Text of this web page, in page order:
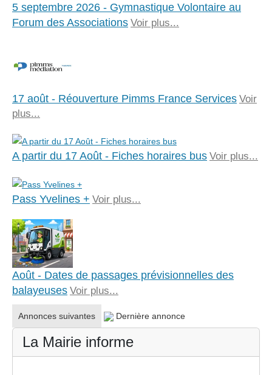
5 septembre 2026 - Gymnastique Volontaire au
Forum des Associations Voir plus...
17 août - Réouverture Pimms France Services Voir
plus...
A partir du 17 Août - Fiches horaires bus Voir plus...
Pass Yvelines + Voir plus...
Août - Dates de passages prévisionnelles des
balayeuses Voir plus...
Annonces suivantes Dernière annonce
La Mairie informe